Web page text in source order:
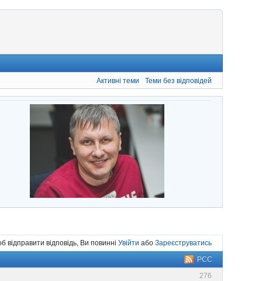
Активні теми Теми без відповідей
відправити відповідь, Ви повинні Увійти або Зареєструватись
РСС
276